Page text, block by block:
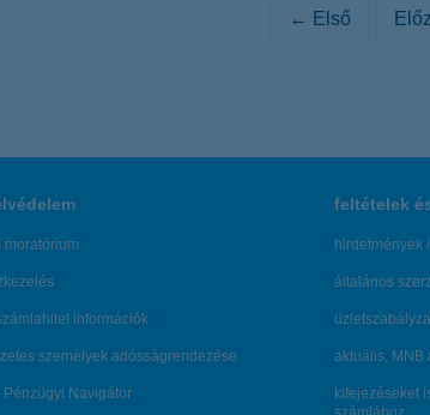
← Első
moratórium
információk
személyek adósságrendezése
Pénzügyi Navigátor
feltételek
hirdetmények
általános
aktuális, MNB
kifejezéseket